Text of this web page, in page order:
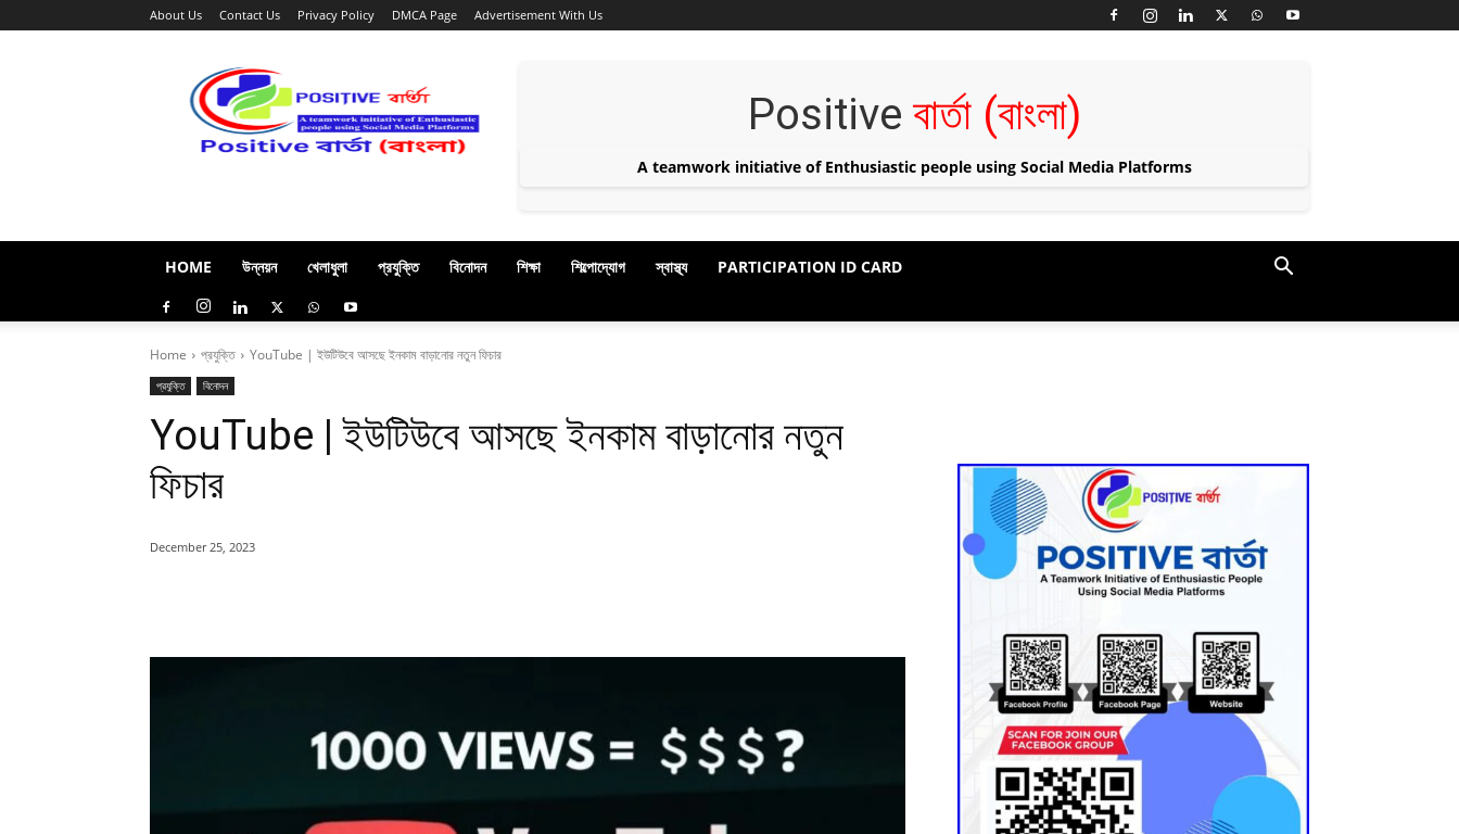
About Us Contact Us Privacy Policy DMCA Page Advertisement With Us
বার্তা
(বাংলা)
Positive বার্তা (বাংলা)
A teamwork initiative of Enthusiastic people using Social Media Platforms
HOME উন্নয়ন খেলাধুলা প্রযুক্তি বিনোদন শিক্ষা শিল্পোদ্যোগ স্বাস্থ্য PARTICIPATION ID CARD
Home প্রযুক্তি YouTube | ইউটিউবে আসছে ইনকাম বাড়ানোর নতুন ফিচার
প্রযুক্তি বিনোদন
YouTube | ইউটিউবে আসছে ইনকাম বাড়ানোর নতুন
ফিচার
December 25, 2023